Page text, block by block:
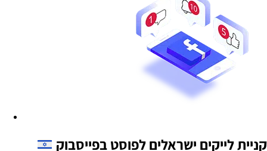
קניית לייקים ישראלים לפוסט בפייסבוק